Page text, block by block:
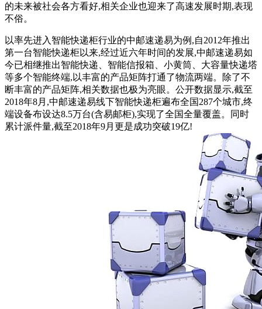
的未来被社会各方看好,相关企业也迎来了高速发展时期,表现
不俗。
以率先进入智能快递柜行业的中邮速递易为例,自2012年推出
第一台智能快递柜以来,经过近六年时间的发展,中邮速递易如
今已相继推出智能快递、智能信报箱、小黄筒、大容量快递塔
等多个智能终端,以丰富的产品矩阵打通了物流两端。除了不
断丰富的产品矩阵,相关数据也极为亮眼。公开数据显示,截至
2018年8月,中邮速递易线下智能快递柜遍布全国287个城市,终
端设备布设达8.5万台(含易邮柜),实现了全国全量覆盖。同时
累计派件量,截至2018年9月更是成功突破19亿!